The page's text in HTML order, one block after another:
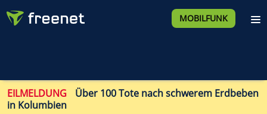
MOBILFUNK
EILMELDUNG
Über 100 Tote nach schwerem Erdbeben
in Kolumbien